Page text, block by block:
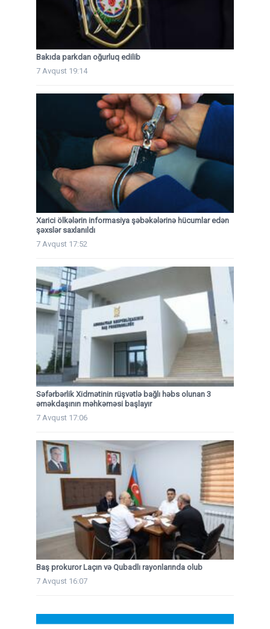
Bakıda parkdan oğurluq edilib
7 Avqust 19:14
Xarici ölkələrin informasiya şəbəkələrinə hücumlar edən
şəxslər saxlanıldı
7 Avqust 17:52
Səfərbərlik Xidmətinin rüşvətlə bağlı həbs olunan 3
əməkdaşının məhkəməsi başlayır
7 Avqust 17:06
Baş prokuror Laçın və Qubadlı rayonlarında olub
7 Avqust 16:07